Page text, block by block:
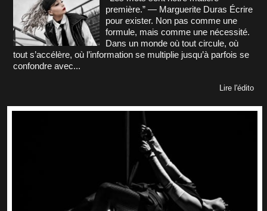
première.” — Marguerite Duras Écrire
pour exister. Non pas comme une
formule, mais comme une nécessité.
Dans un monde où tout circule, où
tout s’accélère, où l’information se multiplie jusqu’à parfois se
confondre avec...
Lire l'édito